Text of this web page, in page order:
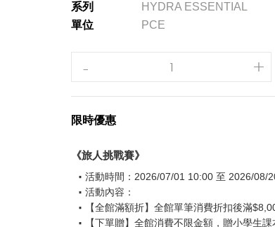
系列
HYDRA ESSENTIAL
單位
PCE
限時優惠
《旅人挑戰賽》
活動時間：2026/07/01 10:00 至 2026/08/
活動內容：
【全館滿額折】全館單筆消費折扣後滿
【下單贈】全館消費不限金額，贈小學生